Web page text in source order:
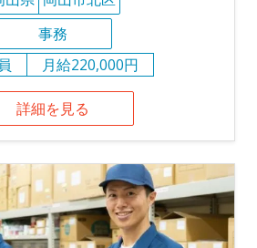
事務
月給220,000円
詳細を見る